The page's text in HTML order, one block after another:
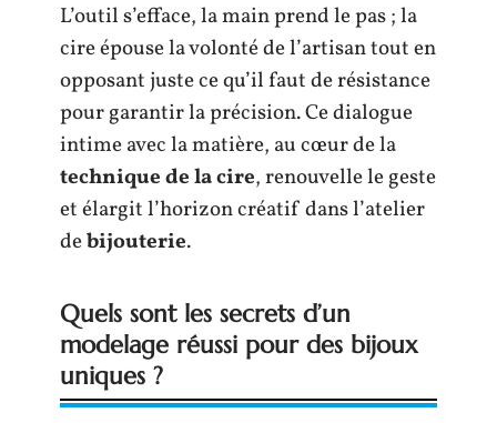
L’outil s’efface, la main prend le pas ; la
cire épouse la volonté de l’artisan tout en
opposant juste ce qu’il faut de résistance
pour garantir la précision. Ce dialogue
intime avec la matière, au cœur de la
technique de la cire, renouvelle le geste
et élargit l’horizon créatif dans l’atelier
debijouterie.
Quels sont les secrets d’un
modelage réussi pour des bijoux
uniques ?